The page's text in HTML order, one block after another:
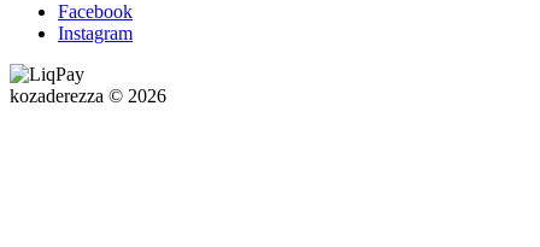
Facebook
Instagram
kozaderezza © 2026